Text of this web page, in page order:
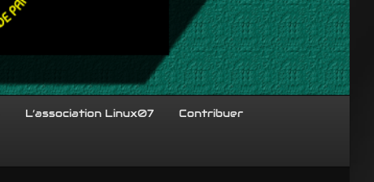
L’association Linux07 Contribuer